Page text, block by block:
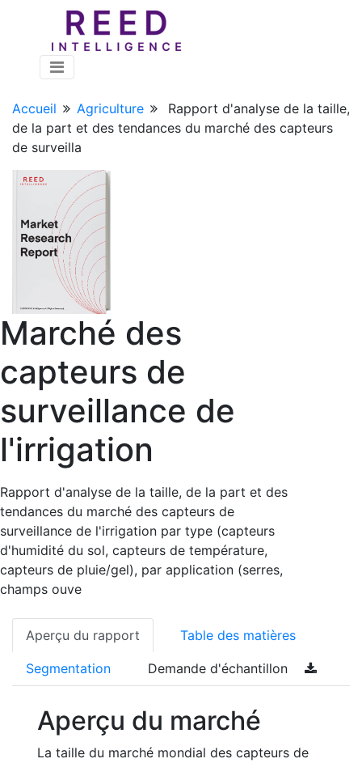
Accueil Agriculture
Rapport d'analyse de la taille,
de la part et des tendances du marché des capteurs
de surveilla
Marché des
capteurs de
surveillance de
l'irrigation
Rapport d'analyse de la taille, de la part et des
tendances du marché des capteurs de
surveillance de l'irrigation par type (capteurs
d'humidité du sol, capteurs de température,
capteurs de pluie/gel), par application (serres,
champs ouve
Aperçu du rapport Table des matières
Segmentation Demande d'échantillon
Aperçu du marché
La taille du marché mondial des capteurs de